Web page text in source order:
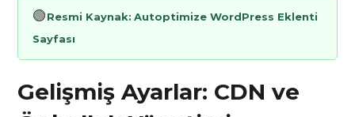
🟢Resmi Kaynak: Autoptimize WordPress Eklenti
Sayfası
Gelişmiş Ayarlar: CDN ve